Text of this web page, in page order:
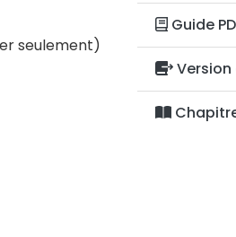
seulement)
Guide
Version